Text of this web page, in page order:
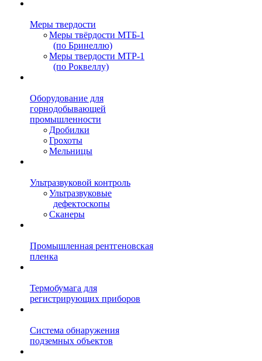
Меры твердости
Меры твёрдости МТБ-1
(по Бринеллю)
Меры твердости МТР-1
(по Роквеллу)
Оборудование для
горнодобывающей
промышленности
Дробилки
Грохоты
Мельницы
Ультразвуковой контроль
Ультразвуковые
дефектоскопы
Сканеры
Промышленная рентгеновская
пленка
Термобумага для
регистрирующих приборов
Система обнаружения
подземных объектов